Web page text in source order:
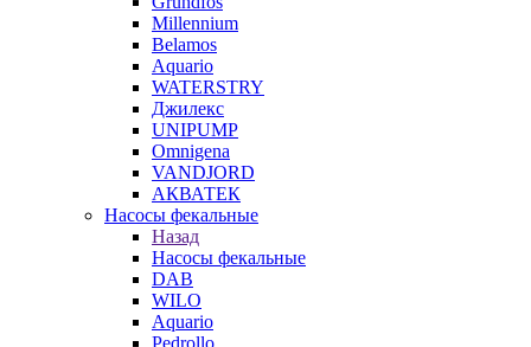
Millennium
Belamos
Aquario
WATERSTRY
Джилекс
UNIPUMP
Omnigena
VANDJORD
АКВАТЕК
Насосы фекальные
Назад
Насосы фекальные
DAB
WILO
Aquario
Pedrollo